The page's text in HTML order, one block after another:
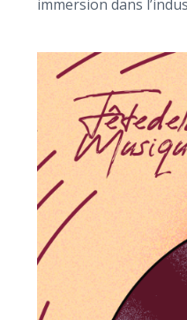
immersion dans